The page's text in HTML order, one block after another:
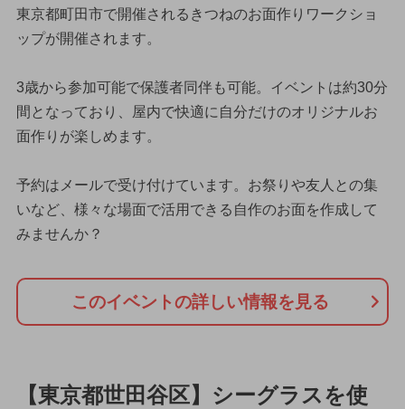
東京都町田市で開催されるきつねのお面作りワークショ
ップが開催されます。
3歳から参加可能で保護者同伴も可能。イベントは約30分
間となっており、屋内で快適に自分だけのオリジナルお
面作りが楽しめます。
予約はメールで受け付けています。お祭りや友人との集
いなど、様々な場面で活用できる自作のお面を作成して
みませんか？
このイベントの詳しい情報を見る
【東京都世田谷区】シーグラスを使